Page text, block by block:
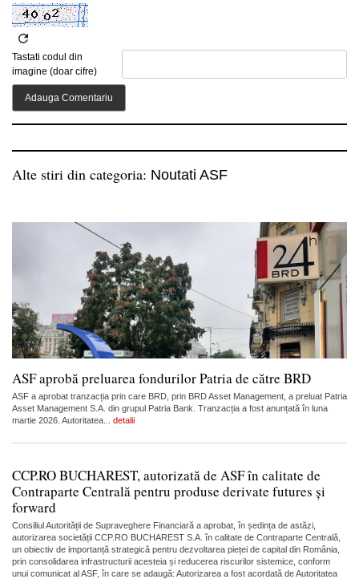
Tastati codul din
imagine (doar cifre)
Alte stiri din categoria: Noutati ASF
ASF aprobă preluarea fondurilor Patria de către BRD
ASF a aprobat tranzacția prin care BRD, prin BRD Asset Management, a preluat Patria
Asset Management S.A. din grupul Patria Bank. Tranzacția a fost anunțată în luna
martie 2026. Autoritatea... detalii
CCP.RO BUCHAREST, autorizată de ASF în calitate de
Contraparte Centrală pentru produse derivate futures și
forward
Consiliul Autorității de Supraveghere Financiară a aprobat, în ședința de astăzi,
autorizarea societății CCP.RO BUCHAREST S.A. în calitate de Contraparte Centrală,
un obiectiv de importanță strategică pentru dezvoltarea pieței de capital din România,
prin consolidarea infrastructurii acesteia și reducerea riscurilor sistemice, conform
unui comunicat al ASF, în care se adaugă: Autorizarea a fost acordată de Autoritatea